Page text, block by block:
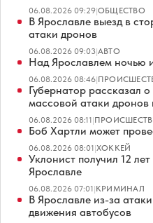
06.08.2026 09:29|ОБЩЕСТВО
В Ярославле выезд в
атаки дронов
06.08.2026 09:03|АВТО
Над Ярославлем ночью
06.08.2026 08:46|
Губернатор рассказал
массовой атаки дронов
06.08.2026 08:11|
Боб Хартли может
06.08.2026 08:01|ХОККЕЙ
Уклонист получил 12
Ярославле
06.08.2026 07:01|КРИМИНАЛ
В Ярославле из-за
движения автобусов